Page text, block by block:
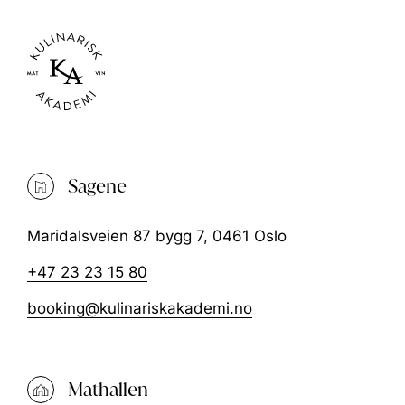
Sagene
Maridalsveien 87 bygg 7, 0461 Oslo
+47 23 23 15 80
booking@kulinariskakademi.no
Mathallen